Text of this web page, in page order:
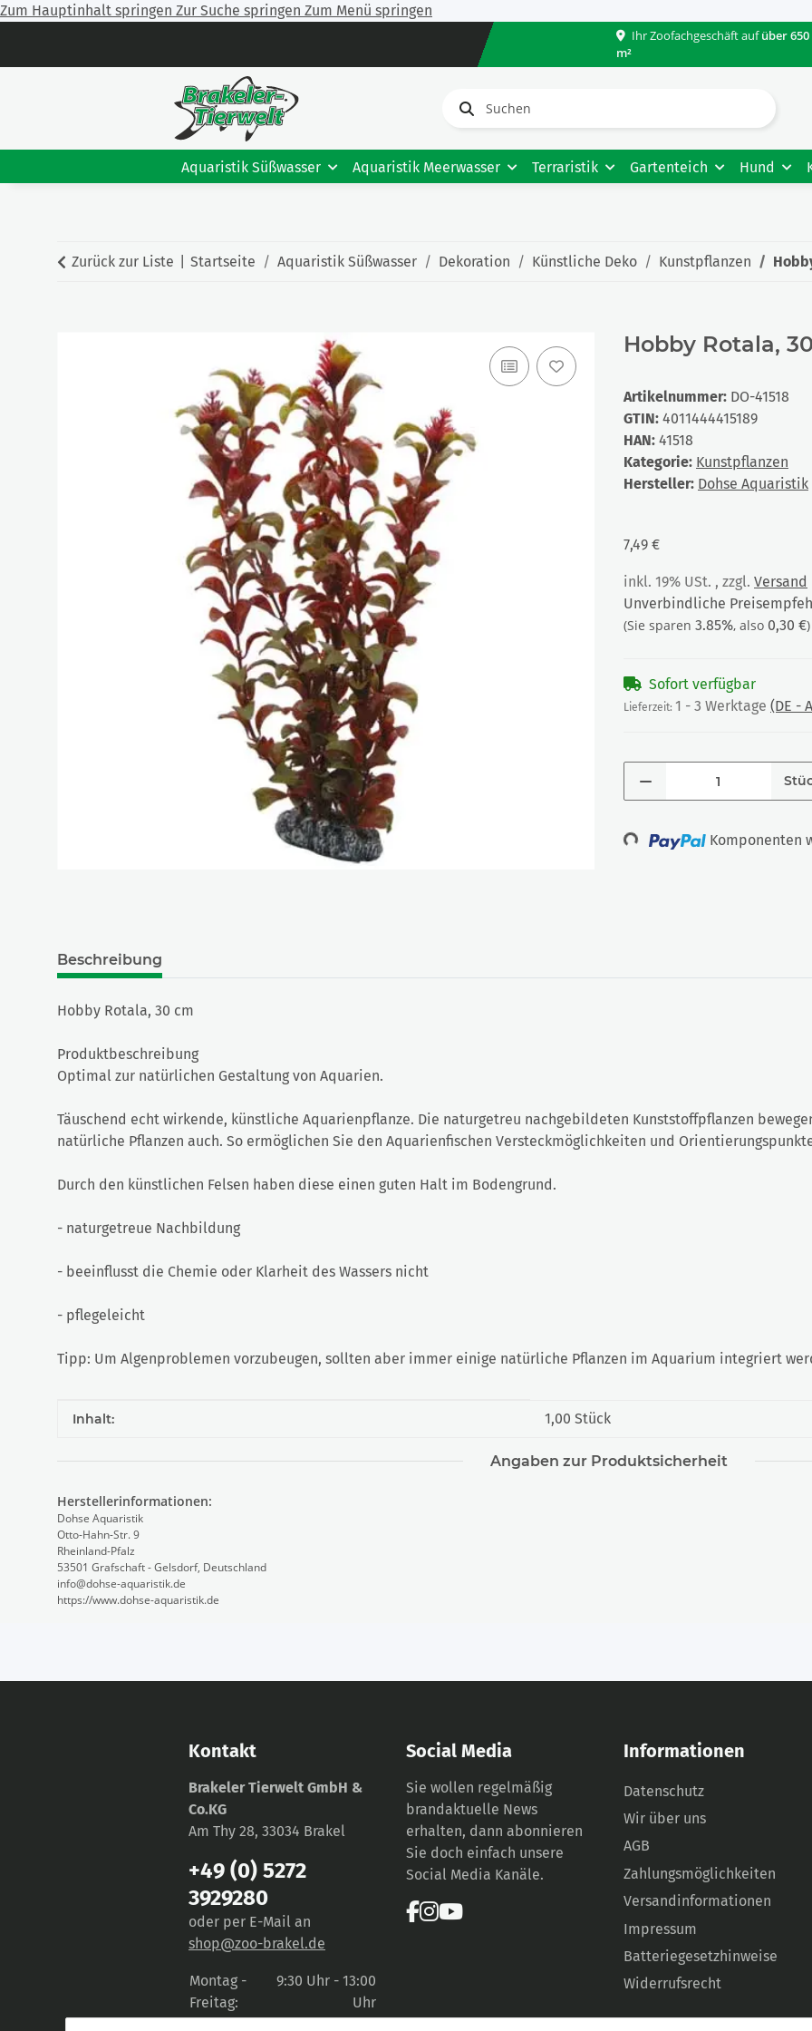
Zum Hauptinhalt springen Zur Suche springen Zum Menü springen
Ihr Zoofachgeschäft aufüber 650
m²
Aquaristik Süßwasser Aquaristik Meerwasser Terraristik Gartenteich Hund
Zurück zur Liste Startseite Aquaristik Süßwasser Dekoration Künstliche Deko Kunstpflanzen
Hobby Rotala,
Artikelnummer: DO-41518
GTIN: 4011444415189
HAN: 41518
Kategorie: Kunstpflanzen
Hersteller: Dohse Aquaristik
7,49 €
inkl. 19% USt. , zzgl. Versand
Unverbindliche
(Sie sparen 3.85%, also 0,30 €)
Sofort verfügbar
Lieferzeit: 1 - 3 Werktage (DE -
Loading... Komponenten
Beschreibung
Hobby Rotala, 30 cm
Produktbeschreibung
Optimal zur natürlichen Gestaltung von Aquarien.
Täuschend echt wirkende, künstliche Aquarienpflanze. Die naturgetreu nachgebildeten Kunststoffpflanzen
natürliche Pflanzen auch. So ermöglichen Sie den Aquarienfischen Versteckmöglichkeiten und
Durch den künstlichen Felsen haben diese einen guten Halt im Bodengrund.
- naturgetreue Nachbildung
- beeinflusst die Chemie oder Klarheit des Wassers nicht
- pflegeleicht
Tipp: Um Algenproblemen vorzubeugen, sollten aber immer einige natürliche Pflanzen im Aquarium integriert
Produkteigenschaft
Wert
Inhalt: 1,00 Stück
Angaben zur Produktsicherheit
Herstellerinformationen:
Dohse Aquaristik
Otto-Hahn-Str. 9
Rheinland-Pfalz
53501 Grafschaft - Gelsdorf, Deutschland
info@dohse-aquaristik.de
https://www.dohse-aquaristik.de
Kontakt
Brakeler Tierwelt GmbH &
Co.KG
Am Thy 28, 33034 Brakel
+49 (0) 5272
3929280
oder per E-Mail an
shop@zoo-brakel.de
Montag -
Freitag:
9:30 Uhr - 13:00
Uhr
Social Media
Sie wollen regelmäßig
brandaktuelle News
erhalten, dann abonnieren
Sie doch einfach unsere
Social Media Kanäle.
Informationen
Datenschutz
Wir über uns
AGB
Zahlungsmöglichkeiten
Versandinformationen
Impressum
Batteriegesetzhinweise
Widerrufsrecht